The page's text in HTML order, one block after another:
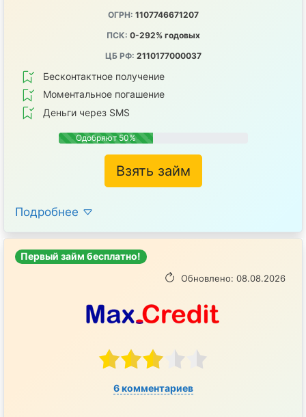
ОГРН: 1107746671207
ПСК: 0-292% годовых
ЦБ РФ: 2110177000037
Бесконтактное получение
Mоментальное погашение
Деньги через SMS
Одобряют 50%
Взять займ
Подробнее
Первый займ бесплатно!
Обновлено: 08.08.2026
6 комментариев